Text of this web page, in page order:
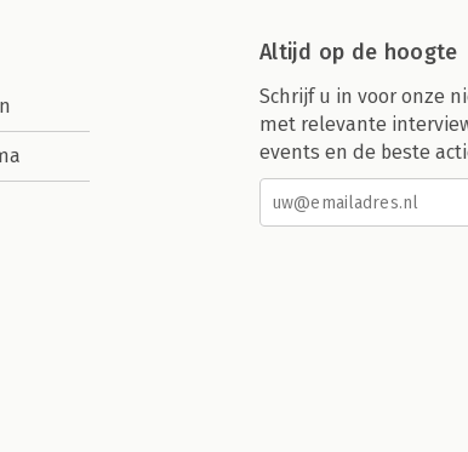
Altijd op de hoogte
Schrijf u in voor onze
met relevante
events en de beste